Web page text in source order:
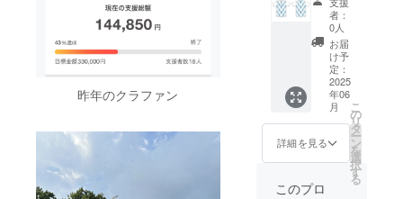
昨年のクラファン
フォー
ム(ナイ
キ製)
者：
0人
お届
け予
定：
2025
年06
月
詳細を見る
こ
の
リ
タ
ー
ン
を
選
択
す
る
このプロ